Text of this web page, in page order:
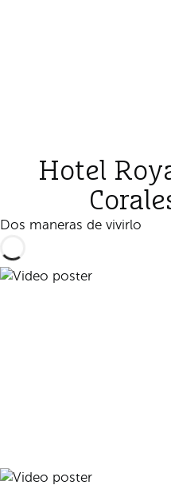
Hotel
Dos maneras de vivirlo